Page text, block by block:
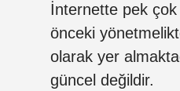
İnternette pek
önceki
olarak yer
güncel değildir.